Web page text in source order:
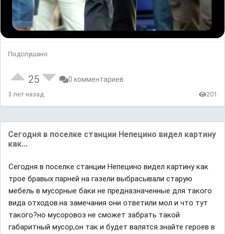
Подслушано
25 0 комментариев
3 лет назад 201
Сегодня в поселке станции Непецино видел картину
как...
Сегодня в поселке станции Непецино видел картину как
трое бравых парней на газели выбрасывали старую
мебель в мусорные баки не предназначенные для такого
вида отходов.на замечания они ответили мол и что тут
такого?но мусоровоз не сможет забрать такой
габаритный мусор,он так и будет валятся.знайте героев в